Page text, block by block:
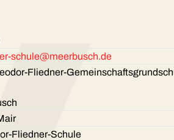
schule@meerbusch.de
Fliedner-
Fliedner-Schule